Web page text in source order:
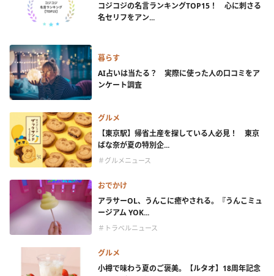
コジコジの名言ランキングTOP15！ 心に刺さる
名セリフをアン...
暮らす
AI占いは当たる？ 実際に使った人の口コミをア
ンケート調査
グルメ
【東京駅】帰省土産を探している人必見！ 東京
ばな奈が夏の特別企...
＃グルメニュース
おでかけ
アラサーOL、うんこに癒やされる。『うんこミュ
ージアム YOK...
＃トラベルニュース
グルメ
小樽で味わう夏のご褒美。【ルタオ】18周年記念